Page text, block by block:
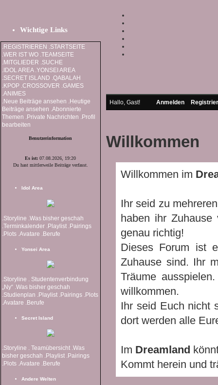
Wichtige Links
.REGISTRIEREN .STARTSEITE
.WER IST WO .TEAMSEITE
.MITGLIEDER .SUCHE
.IDOL AREA .YONSEI AREA
.SECRET ISLAND .QABALAH
.KPOP .CROSSOVER .GAMES
.ANIMES
.Neue Beiträge ansehen .Heutige
Beiträge ansehen .Abonnierte
Themen .Private Nachrichten .Profil
bearbeiten
Benutzerinformation
Es ist: 07.08.2026, 19:20
Du hast mittlerweile Beiträge verfasst.
Idol Area
.Storyline .Was bisher geschah
.Terminkalender .Playlist .Pairings
.Plots .Avatare .Berufe
Yonsei Area
.Storyline . Studentenverbindung
„Ny“ .Was bisher geschah
.Studienplan .Playlist .Pairings .Plots
.Avatare .Berufe
Secret Island
.Storyline . Teamübersicht .Was
bisher geschah .Playlist .Pairings
.Plots .Avatare .Berufe
Andere Welten
Hallo, Gast! Anmelden
Willkommen
Willkommen im
Ihr seid zu
haben ihr
genau richtig!
Dieses Forum ist
Zuhause sind. Ihr
Träume
willkommen.
Ihr seid Euch nicht
dort werden alle
Im Dreamland
Kommt herein und